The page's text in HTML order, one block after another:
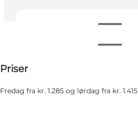
24 Oktober
Priser
Fredag fra kr. 1.285 og lørdag fra kr. 1.415